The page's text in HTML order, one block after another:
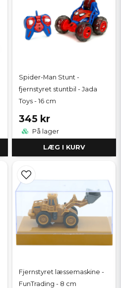
Spider-Man Stunt -
fjernstyret stuntbil - Jada
Toys - 16 cm
345 kr
På lager
LÆG I KURV
Fjernstyret læssemaskine -
FunTrading - 8 cm